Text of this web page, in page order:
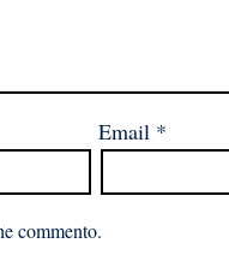
Email *
commento.